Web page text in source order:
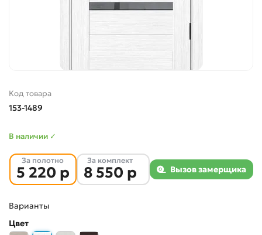
Код товара
153-1489
В наличии ✓
За полотно
5 220 р
За комплект
8 550 р Вызов замерщика
Варианты
Цвет